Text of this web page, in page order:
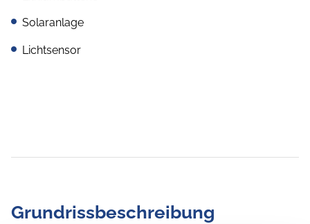
Solaranlage
Lichtsensor
Grundrissbeschreibung